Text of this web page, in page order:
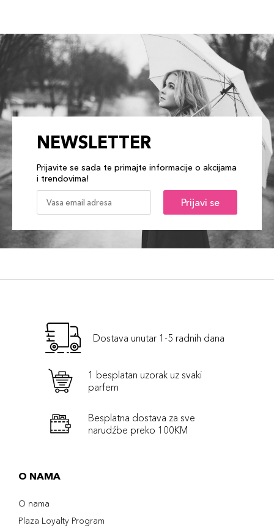
NEWSLETTER
Prijavite se sada te primajte informacije o akcijama
i trendovima!
Prijavi se
Dostava unutar 1-5 radnih dana
1 besplatan uzorak uz svaki
parfem
Besplatna dostava za sve
narudźbe preko 100KM
O NAMA
O nama
Plaza Loyalty Program